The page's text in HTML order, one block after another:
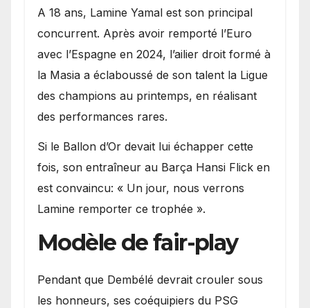
A 18 ans, Lamine Yamal est son principal
concurrent. Après avoir remporté l’Euro
avec l’Espagne en 2024, l’ailier droit formé à
la Masia a éclaboussé de son talent la Ligue
des champions au printemps, en réalisant
des performances rares.
Si le Ballon d’Or devait lui échapper cette
fois, son entraîneur au Barça Hansi Flick en
est convaincu: « Un jour, nous verrons
Lamine remporter ce trophée ».
Modèle de fair-play
Pendant que Dembélé devrait crouler sous
les honneurs, ses coéquipiers du PSG